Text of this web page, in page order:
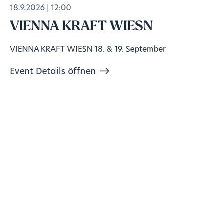
18.9.2026 12:00
VIENNA KRAFT WIESN
VIENNA KRAFT WIESN 18. & 19. September
Event Details öffnen